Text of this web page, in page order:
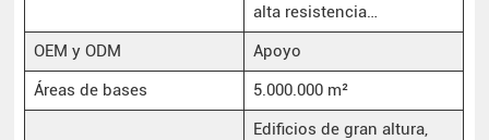
alta resistencia…
OEM y ODM
Apoyo
Áreas de bases
5.000.000 m²
Edificios de gran altura,